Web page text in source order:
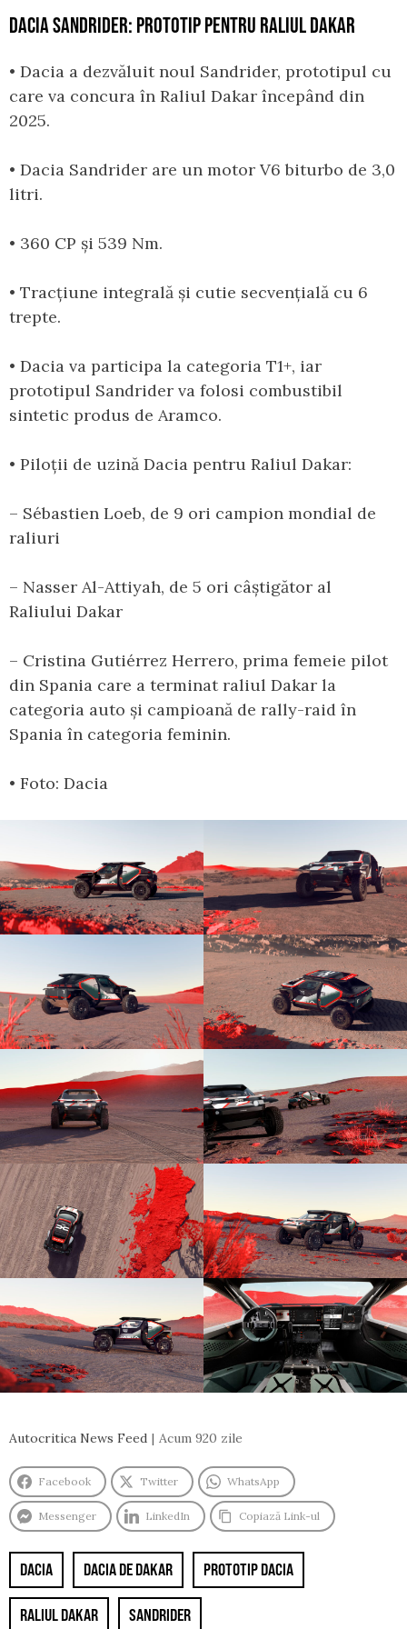
DACIA SANDRIDER: PROTOTIP PENTRU RALIUL DAKAR
• Dacia a dezvăluit noul Sandrider, prototipul cu
care va concura în Raliul Dakar începând din
2025.
• Dacia Sandrider are un motor V6 biturbo de 3,0
litri.
• 360 CP și 539 Nm.
• Tracțiune integrală și cutie secvențială cu 6
trepte.
• Dacia va participa la categoria T1+, iar
prototipul Sandrider va folosi combustibil
sintetic produs de Aramco.
• Piloții de uzină Dacia pentru Raliul Dakar:
– Sébastien Loeb, de 9 ori campion mondial de
raliuri
– Nasser Al-Attiyah, de 5 ori câștigător al
Raliului Dakar
– Cristina Gutiérrez Herrero, prima femeie pilot
din Spania care a terminat raliul Dakar la
categoria auto și campioană de rally-raid în
Spania în categoria feminin.
• Foto: Dacia
Autocritica News Feed Acum 920 zile
Facebook Twitter WhatsApp
Messenger LinkedIn Copiază Link-ul
DACIA DACIA DE DAKAR PROTOTIP DACIA
RALIUL DAKAR SANDRIDER